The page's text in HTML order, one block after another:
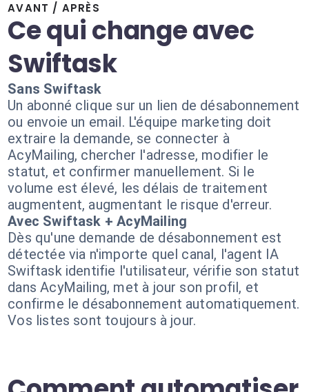
AVANT / APRÈS
Ce qui change avec
Swiftask
Sans Swiftask
Un abonné clique sur un lien de désabonnement
ou envoie un email. L'équipe marketing doit
extraire la demande, se connecter à
AcyMailing, chercher l'adresse, modifier le
statut, et confirmer manuellement. Si le
volume est élevé, les délais de traitement
augmentent, augmentant le risque d'erreur.
Avec Swiftask + AcyMailing
Dès qu'une demande de désabonnement est
détectée via n'importe quel canal, l'agent IA
Swiftask identifie l'utilisateur, vérifie son statut
dans AcyMailing, met à jour son profil, et
confirme le désabonnement automatiquement.
Vos listes sont toujours à jour.